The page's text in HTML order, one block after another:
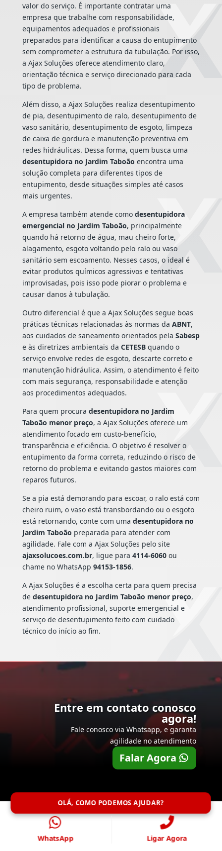
valor do serviço. É importante contratar uma
empresa que trabalhe com responsabilidade,
equipamentos adequados e profissionais
preparados para identificar a causa do entupimento
sem comprometer a estrutura da tubulação. Por isso,
a Ajax Soluções oferece atendimento claro,
orientação técnica e serviço direcionado para cada
tipo de problema.
Além disso, a Ajax Soluções realiza desentupimento
de pia, desentupimento de ralo, desentupimento de
vaso sanitário, desentupimento de esgoto, limpeza
de caixa de gordura e manutenção preventiva em
redes hidráulicas. Dessa forma, quem busca uma
desentupidora no Jardim Taboão encontra uma
solução completa para diferentes tipos de
entupimento, desde situações simples até casos
mais urgentes.
A empresa também atende como desentupidora
emergencial no Jardim Taboão, principalmente
quando há retorno de água, mau cheiro forte,
alagamento, esgoto voltando pelo ralo ou vaso
sanitário sem escoamento. Nesses casos, o ideal é
evitar produtos químicos agressivos e tentativas
improvisadas, pois isso pode piorar o problema e
causar danos à tubulação.
Outro diferencial é que a Ajax Soluções segue boas
práticas técnicas relacionadas às normas da ABNT,
aos cuidados de saneamento orientados pela Sabesp
e às diretrizes ambientais da CETESBquando o
serviço envolve redes de esgoto, descarte correto e
manutenção hidráulica. Assim, o atendimento é feito
com mais segurança, responsabilidade e atenção
aos procedimentos adequados.
Para quem procura desentupidora no Jardim
Taboão menor preço, a Ajax Soluções oferece um
atendimento focado em custo-benefício,
transparência e eficiência. O objetivo é resolver o
entupimento da forma correta, reduzindo o risco de
retorno do problema e evitando gastos maiores com
reparos futuros.
Se a pia está demorando para escoar, o ralo está com
cheiro ruim, o vaso está transbordando ou o esgoto
está retornando, conte com uma desentupidora no
Jardim Taboão preparada para atender com
agilidade. Fale com a Ajax Soluções pelo site
ajaxsolucoes.com.br, ligue para 4114-6060ou
chame no WhatsApp 94153-1856.
A Ajax Soluções é a escolha certa para quem precisa
de desentupidora no Jardim Taboão menor preço,
atendimento profissional, suporte emergencial e
serviço de desentupimento feito com cuidado
técnico do início ao fim.
Entre em contato conosco
agora!
Fale conosco via Whatsapp, e garanta
agilidade no atendimento
Falar Agora
OLÁ, COMO PODEMOS AJUDAR?
WhatsApp Ligar Agora